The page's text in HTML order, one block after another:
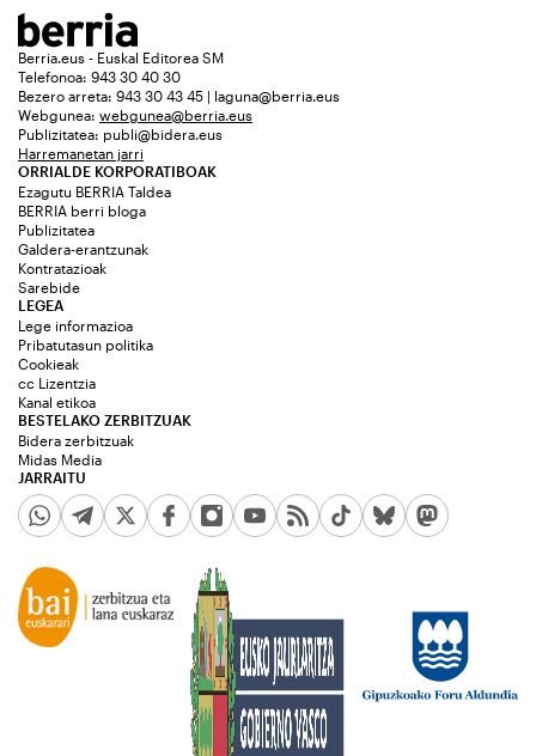
Berria.eus - Euskal Editorea SM
Telefonoa: 943 30 40 30
Bezero arreta: 943 30 43 45 | laguna@berria.eus
Webgunea: webgunea@berria.eus
Publizitatea: publi@bidera.eus
Harremanetan jarri
ORRIALDE KORPORATIBOAK
Ezagutu BERRIA Taldea
BERRIA berri bloga
Publizitatea
Galdera-erantzunak
Kontratazioak
Sarebide
JARRAITU
LEGEA
Lege informazioa
Pribatutasun politika
Cookieak
cc Lizentzia
Kanal etikoa
BESTELAKO ZERBITZUAK
Bidera zerbitzuak
Midas Media